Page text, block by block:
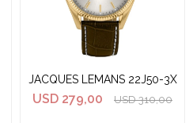
JACQUES LEMANS 22J50-3X
USD 279,00 USD 310,00